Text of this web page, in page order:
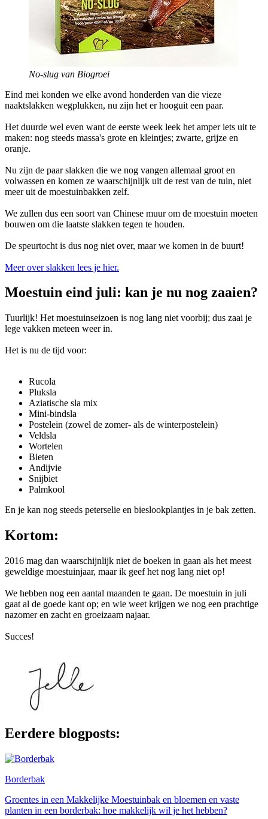
No-slug van Biogroei
Eind mei konden we elke avond honderden van die vieze
naaktslakken wegplukken, nu zijn het er hooguit een paar.
Het duurde wel even want de eerste week leek het amper iets uit te
maken: nog steeds massa's grote en kleintjes; zwarte, grijze en
oranje.
Nu zijn de paar slakken die we nog vangen allemaal groot en
volwassen en komen ze waarschijnlijk uit de rest van de tuin, niet
meer uit de moestuinbakken zelf.
We zullen dus een soort van Chinese muur om de moestuin moeten
bouwen om die laatste slakken tegen te houden.
De speurtocht is dus nog niet over, maar we komen in de buurt!
Meer over slakken lees je hier.
Moestuin eind juli: kan je nu nog zaaien?
Tuurlijk! Het moestuinseizoen is nog lang niet voorbij; dus zaai je
lege vakken meteen weer in.
Het is nu de tijd voor:
Rucola
Pluksla
Aziatische sla mix
Mini-bindsla
Postelein (zowel de zomer- als de winterpostelein)
Veldsla
Wortelen
Bieten
Andijvie
Snijbiet
Palmkool
En je kan nog steeds peterselie en bieslookplantjes in je bak zetten.
Kortom:
2016 mag dan waarschijnlijk niet de boeken in gaan als het meest
geweldige moestuinjaar, maar ik geef het nog lang niet op!
We hebben nog een aantal maanden te gaan. De moestuin in juli
gaat al de goede kant op; en wie weet krijgen we nog een prachtige
nazomer en zacht en groeizaam najaar.
Succes!
Eerdere blogposts:
Borderbak
Groentes in een Makkelijke Moestuinbak en bloemen en vaste
planten in een borderbak: hoe makkelijk wil je het hebben?